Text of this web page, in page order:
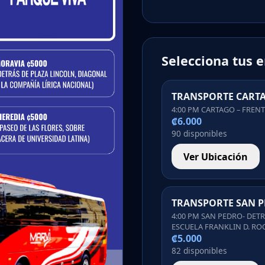
Selecciona tus
TRANSPORTE
4:00 PM CARTAGO –
₡6.000
90 disponibles
Ver Ubicación
TRANSPORTE SAN
4:00 PM SAN PEDRO-
ESCUELA FRANKLIN D.
₡5.000
82 disponibles